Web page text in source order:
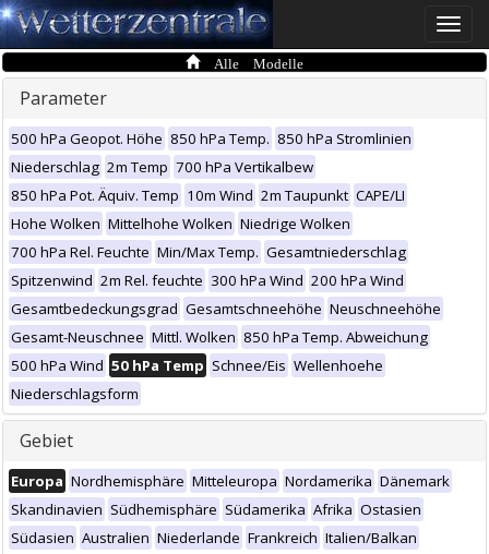
Toggle
Alle Modelle
Parameter
500 hPa Geopot. Höhe 850 hPa Temp. 850 hPa Stromlinien
Niederschlag 2m Temp 700 hPa Vertikalbew
850 hPa Pot. Äquiv. Temp 10m Wind 2m Taupunkt CAPE/LI
Hohe Wolken Mittelhohe Wolken Niedrige Wolken
700 hPa Rel. Feuchte Min/Max Temp. Gesamtniederschlag
Spitzenwind 2m Rel. feuchte 300 hPa Wind 200 hPa Wind
Gesamtbedeckungsgrad Gesamtschneehöhe Neuschneehöhe
Gesamt-Neuschnee Mittl. Wolken 850 hPa Temp. Abweichung
500 hPa Wind 50 hPa Temp Schnee/Eis Wellenhoehe
Niederschlagsform
Gebiet
Europa Nordhemisphäre Mitteleuropa Nordamerika Dänemark
Skandinavien Südhemisphäre Südamerika Afrika Ostasien
Südasien Australien Niederlande Frankreich Italien/Balkan